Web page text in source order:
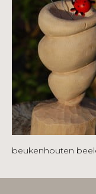
beukenhouten